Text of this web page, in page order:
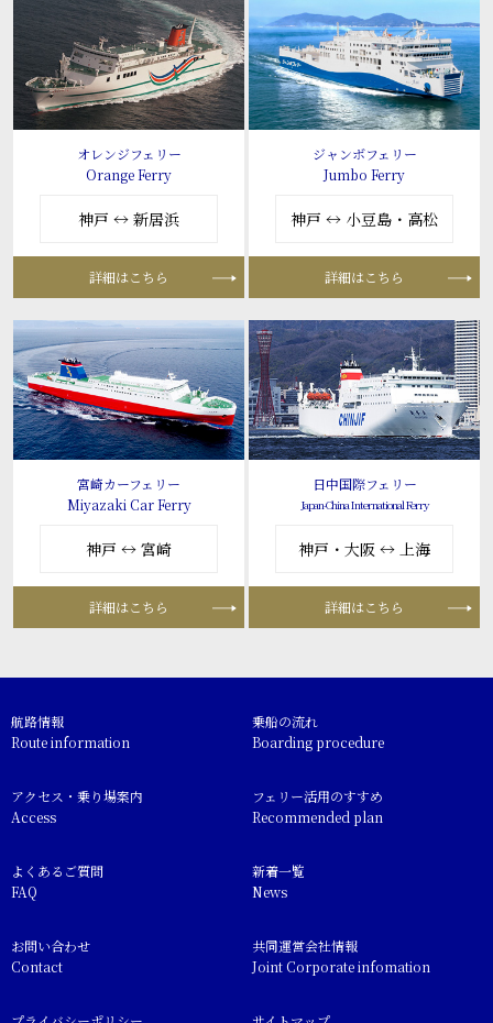
オレンジフェリー
Orange Ferry
神戸 ↔ 新居浜
詳細はこちら
ジャンボフェリー
Jumbo Ferry
神戸 ↔ 小豆島・高松
詳細はこちら
宮崎カーフェリー
Miyazaki Car Ferry
神戸 ↔ 宮崎
詳細はこちら
日中国際フェリー
Japan-China International Ferry
神戸・大阪 ↔ 上海
詳細はこちら
航路情報
Route information
乗船の流れ
Boarding procedure
アクセス・乗り場案内
Access
フェリー活用のすすめ
Recommended plan
よくあるご質問
FAQ
新着一覧
News
お問い合わせ
Contact
共同運営会社情報
Joint Corporate infomation